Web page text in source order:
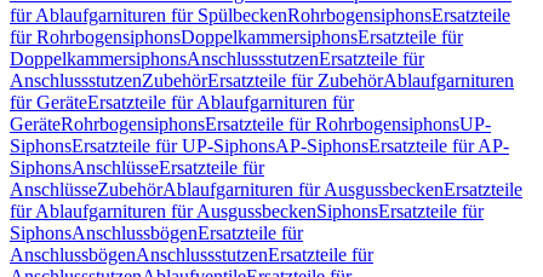
für Ablaufgarnituren für SpülbeckenRohrbogensiphonsErsatzteile
für RohrbogensiphonsDoppelkammersiphonsErsatzteile für
DoppelkammersiphonsAnschlussstutzenErsatzteile für
AnschlussstutzenZubehörErsatzteile für ZubehörAblaufgarnituren
für GeräteErsatzteile für Ablaufgarnituren für
GeräteRohrbogensiphonsErsatzteile für RohrbogensiphonsUP-
SiphonsErsatzteile für UP-SiphonsAP-SiphonsErsatzteile für AP-
SiphonsAnschlüsseErsatzteile für
AnschlüsseZubehörAblaufgarnituren für AusgussbeckenErsatzteile
für Ablaufgarnituren für AusgussbeckenSiphonsErsatzteile für
SiphonsAnschlussbögenErsatzteile für
AnschlussbögenAnschlussstutzenErsatzteile für